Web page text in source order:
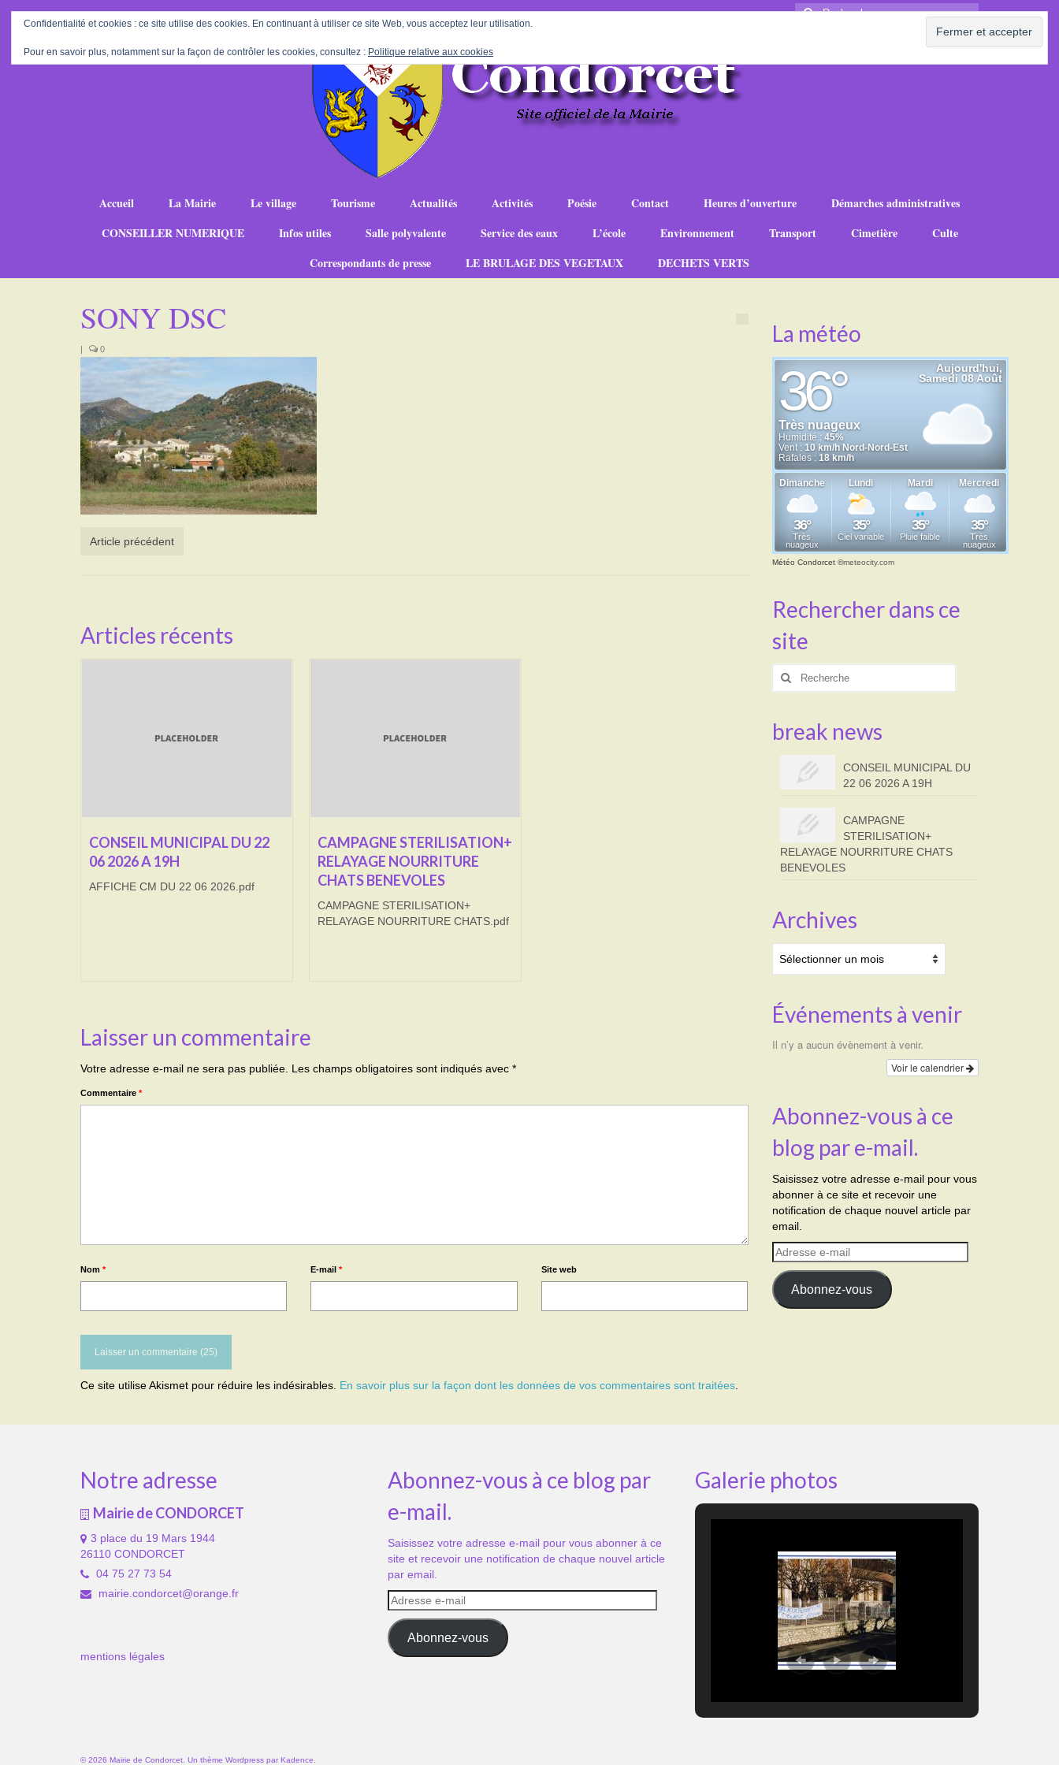
Rechercher
Accueil La Mairie Le village Tourisme Actualités Activités Poésie Contact Heures d’ouverture
Démarches administratives
CONSEILLER NUMERIQUE
Infos utiles Salle polyvalente Service des eaux L’école Environnement Transport Cimetière
Culte
Correspondants de presse
LE BRULAGE DES VEGETAUX DECHETS VERTS
SONY DSC
| 0
Article précédent
Articles récents
CONSEIL MUNICIPAL DU 22
06 2026 A 19H
AFFICHE CM DU 22 06 2026.pdf
CAMPAGNE STERILISATION+
RELAYAGE NOURRITURE
CHATS BENEVOLES
CAMPAGNE STERILISATION+
RELAYAGE NOURRITURE CHATS.pdf
Laisser un commentaire
Votre adresse e-mail ne sera pas publiée. Les champs obligatoires sont indiqués avec *
Commentaire *
Nom * E-mail* Site web
Ce site utilise Akismet pour réduire les indésirables. En savoir plus sur la façon dont les données de vos commentaires sont traitées
La météo
Météo Condorcet©meteocity.com
Rechercher dans ce
site
Rechercher
break news
CONSEIL MUNICIPAL DU
22 06 2026 A 19H
CAMPAGNE
STERILISATION+
RELAYAGE NOURRITURE CHATS
BENEVOLES
Archives
Événements à venir
Il n’y a aucun évènement à venir.
Voir le calendrier
Abonnez-vous à ce
blog par e-mail.
Saisissez votre adresse e-mail pour vous
abonner à ce site et recevoir une
notification de chaque nouvel article par
email.
Adresse
e-
mail
Abonnez-vous
Notre adresse
Mairie de CONDORCET
3 place du 19 Mars 1944
26110 CONDORCET
04 75 27 73 54
mairie.condorcet@orange.fr
mentions légales
Abonnez-vous à ce blog par
e-mail.
Saisissez votre adresse e-mail pour vous abonner à ce
site et recevoir une notification de chaque nouvel article
par email.
Adresse
e-
mail
Abonnez-vous
Galerie photos
© 2026 Mairie de Condorcet. Un thème Wordpress par Kadence.
Confidentialité et cookies : ce site utilise des cookies. En continuant à utiliser ce site Web, vous acceptez leur utilisation.
Pour en savoir plus, notamment sur la façon de contrôler les cookies, consultez : Politique relative aux cookies